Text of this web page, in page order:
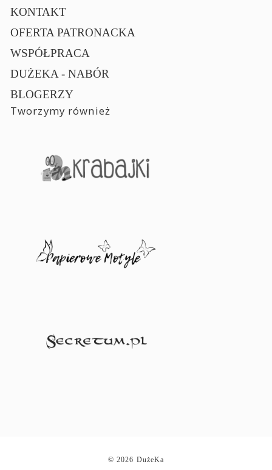
KONTAKT
OFERTA PATRONACKA
WSPÓŁPRACA
DUŻEKA - NABÓR
BLOGERZY
Tworzymy również
© 2026 DużeKa